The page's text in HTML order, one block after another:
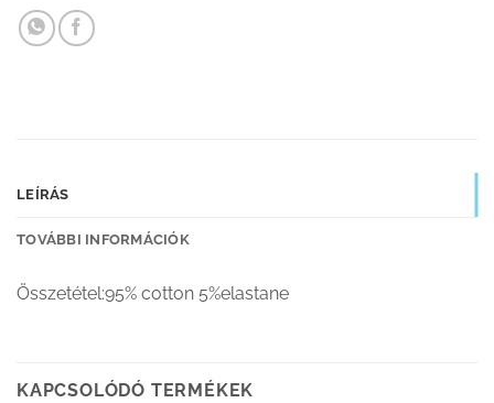
LEÍRÁS
TOVÁBBI INFORMÁCIÓK
Összetétel:95% cotton 5%elastane
KAPCSOLÓDÓ TERMÉKEK